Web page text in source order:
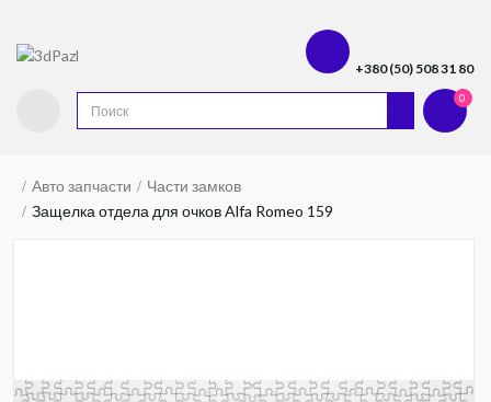
+380 (50) 508 31 80
0
Авто запчасти
Части замков
Защелка отдела для очков Alfa Romeo 159